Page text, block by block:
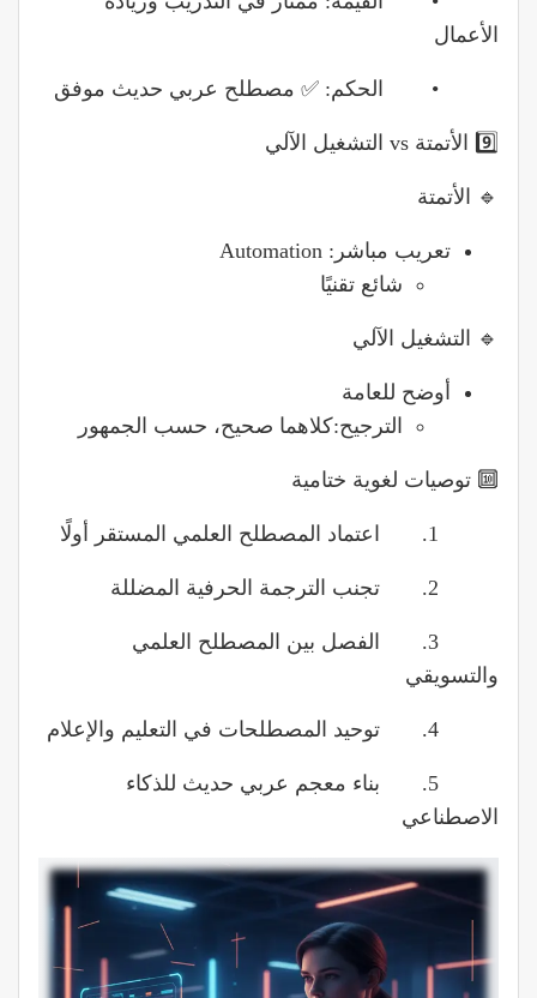
الأعمال
• الحكم: ✅ مصطلح عربي حديث موفق
9️⃣ الأتمتة vs التشغيل الآلي
🔹 الأتمتة
تعريب مباشر: Automation
شائع تقنيًا
🔹 التشغيل الآلي
أوضح للعامة
الترجيح:كلاهما صحيح، حسب الجمهور
🔟 توصيات لغوية ختامية
3. الفصل بين المصطلح العلمي
والتسويقي
5. بناء معجم عربي حديث للذكاء
الاصطناعي